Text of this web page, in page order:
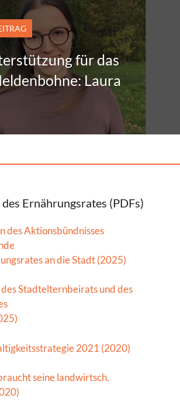
für das
Laura
Ernährungsrates (PDFs)
des Aktionsbündnisses
an die Stadt (2025)
Stadtelternbeirats und des
2021 (2020)
seine landwirtsch.